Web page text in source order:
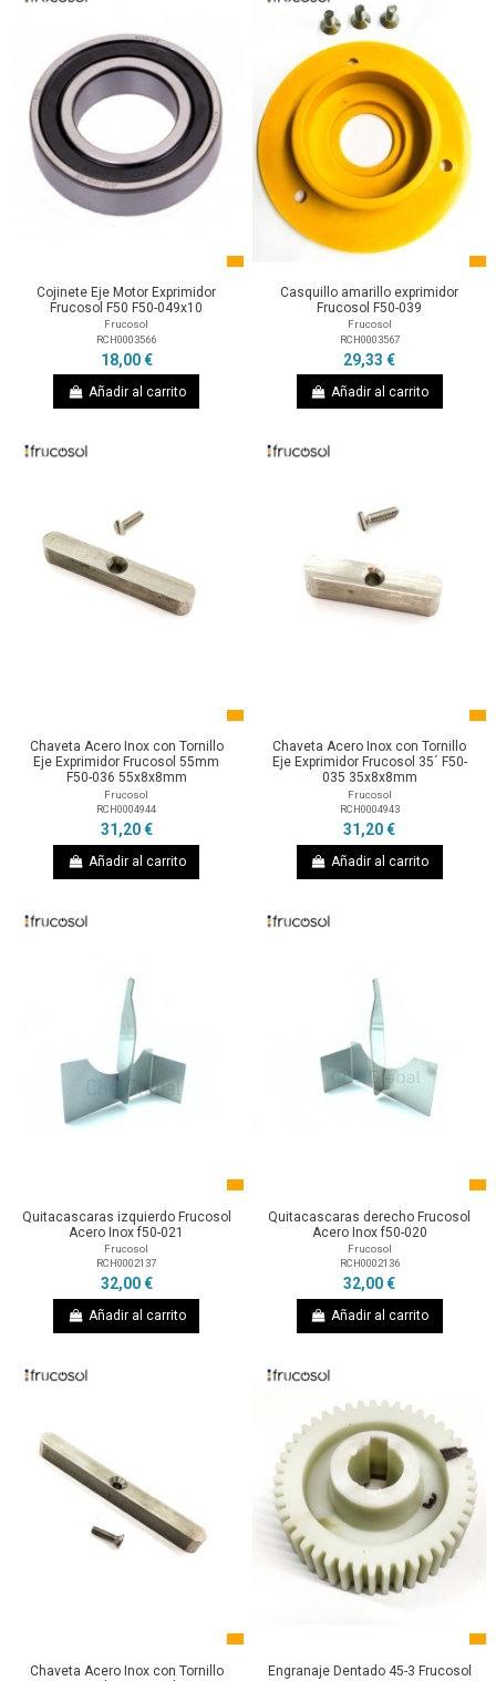
Cojinete Eje Motor Exprimidor
Frucosol F50 F50-049x10
Frucosol
RCH0003566
18,00 €
Añadir al carrito
Casquillo amarillo exprimidor
Frucosol F50-039
Frucosol
RCH0003567
29,33 €
Añadir al carrito
Chaveta Acero Inox con Tornillo
Eje Exprimidor Frucosol 55mm
F50-036 55x8x8mm
Frucosol
RCH0004944
31,20 €
Añadir al carrito
Chaveta Acero Inox con Tornillo
Eje Exprimidor Frucosol 35´ F50-
035 35x8x8mm
Frucosol
RCH0004943
31,20 €
Añadir al carrito
Quitacascaras izquierdo Frucosol
Acero Inox f50-021
Frucosol
RCH0002137
32,00 €
Añadir al carrito
Quitacascaras derecho Frucosol
Acero Inox f50-020
Frucosol
RCH0002136
32,00 €
Añadir al carrito
Chaveta Acero Inox con Tornillo
Engranaje Dentado 45-3 Frucosol